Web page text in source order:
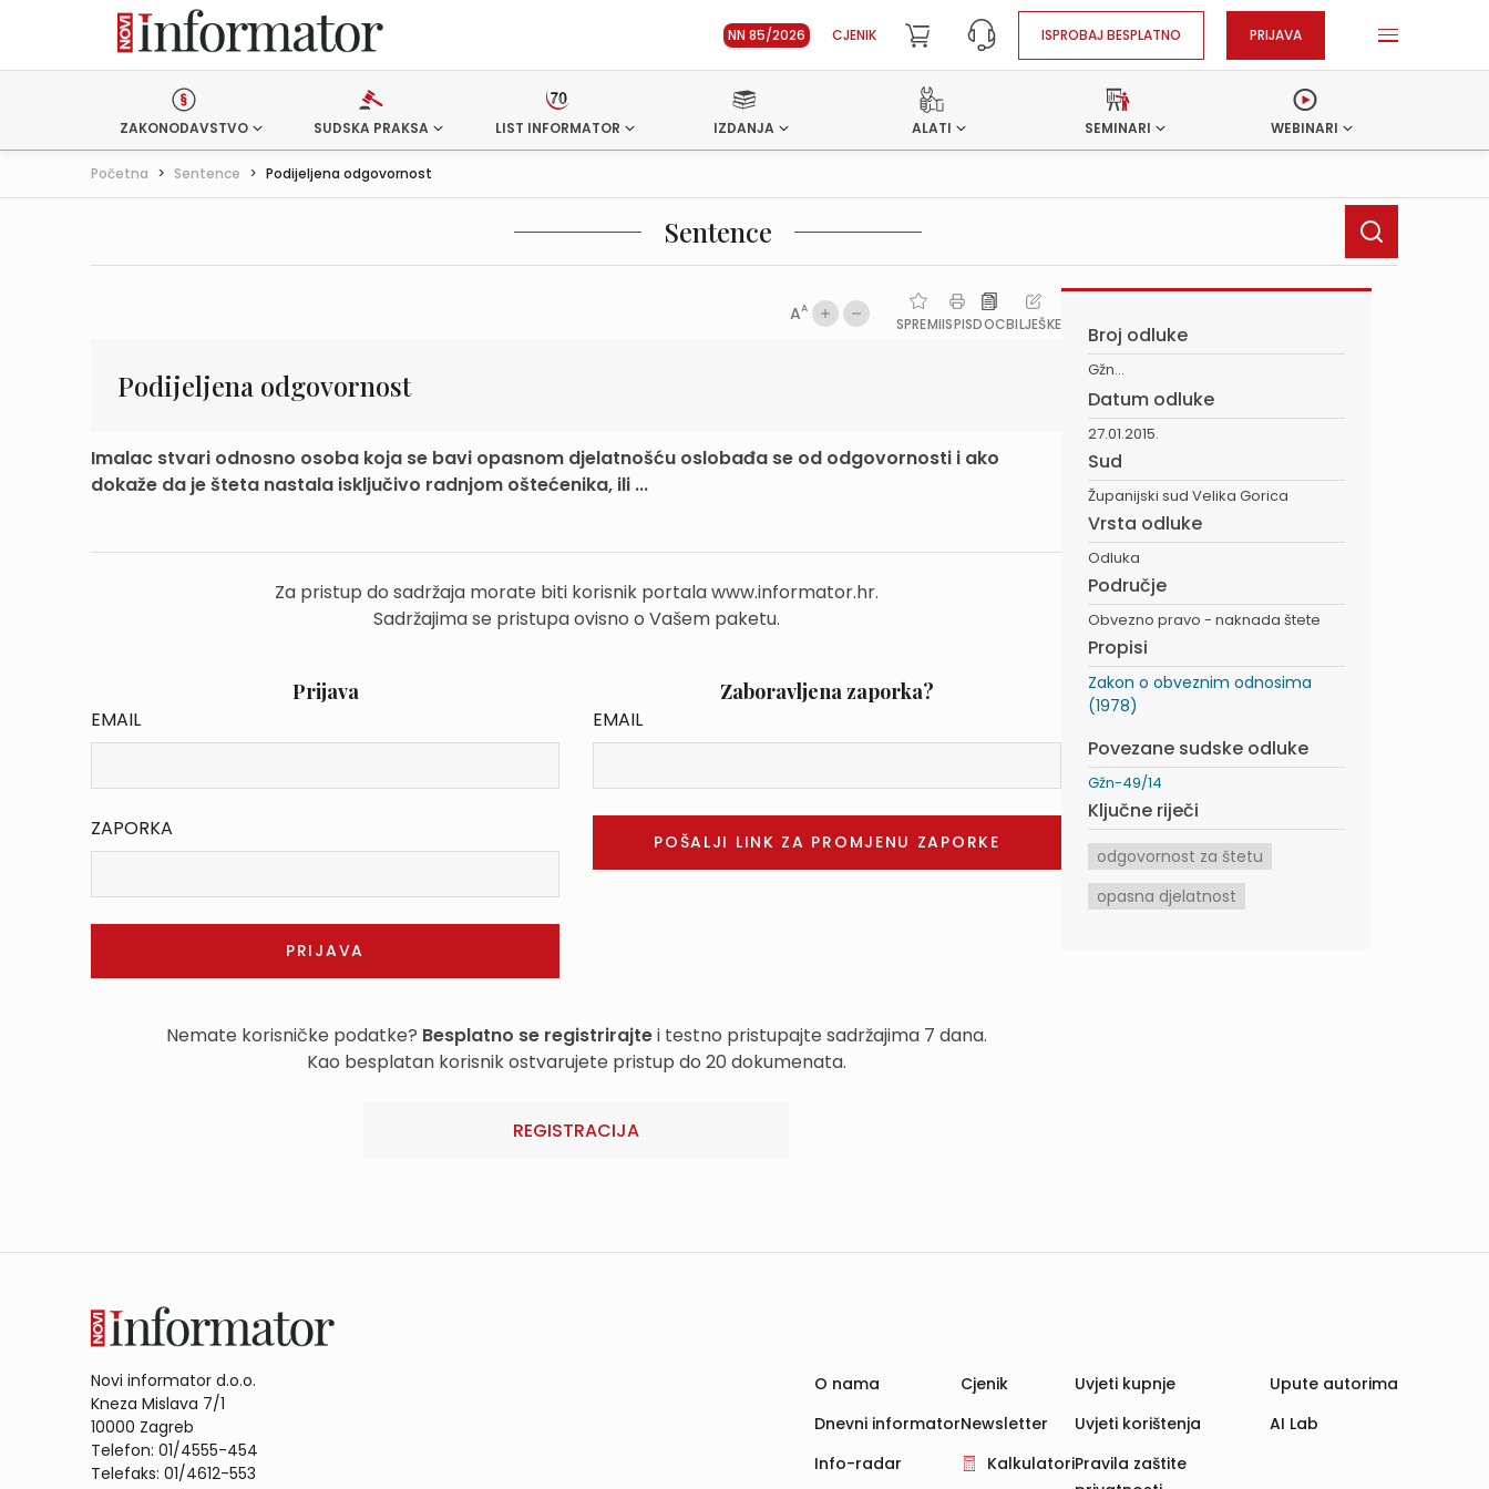
NN 85/2026 CJENIK ISPROBAJ BESPLATNO PRIJAVA
ZAKONODAVSTVO SUDSKA PRAKSA LIST INFORMATOR IZDANJA ALATI SEMINARI WEBINARI
Početna > Sentence > Podijeljena odgovornost
Sentence
AA
SPREMIISPISDOCBILJEŠKE
Podijeljena odgovornost
Imalac stvari odnosno osoba koja se bavi opasnom djelatnošću oslobađa se od odgovornosti i ako
dokaže da je šteta nastala isključivo radnjom oštećenika, ili ...
Za pristup do sadržaja morate biti korisnik portala www.informator.hr.
Sadržajima se pristupa ovisno o Vašem paketu.
Prijava
EMAIL
ZAPORKA
Zaboravljena zaporka?
EMAIL
Nemate korisničke podatke? Besplatno se registrirajtei testno pristupajte sadržajima 7 dana.
Kao besplatan korisnik ostvarujete pristup do 20 dokumenata.
REGISTRACIJA
Broj odluke
Gžn...
Datum odluke
27.01.2015.
Sud
Županijski sud Velika Gorica
Vrsta odluke
Odluka
Područje
Obvezno pravo - naknada štete
Propisi
Zakon o obveznim odnosima
(1978)
Povezane sudske odluke
Gžn-49/14
Ključne riječi
odgovornost za štetu
opasna djelatnost
Novi informator d.o.o.
Kneza Mislava 7/1
10000 Zagreb
Telefon: 01/4555-454
Telefaks: 01/4612-553
O nama
Dnevni informator
Info-radar
Cjenik
Newsletter
Kalkulatori
Uvjeti kupnje
Uvjeti korištenja
Pravila zaštite
Upute autorima
AI Lab